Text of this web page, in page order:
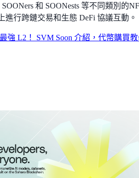
SOONers 和 SOONests 等不同類別的
進行跨鏈交易和生態 DeFi 協議互動。
強 L2！ SVM Soon 介紹，代幣購買